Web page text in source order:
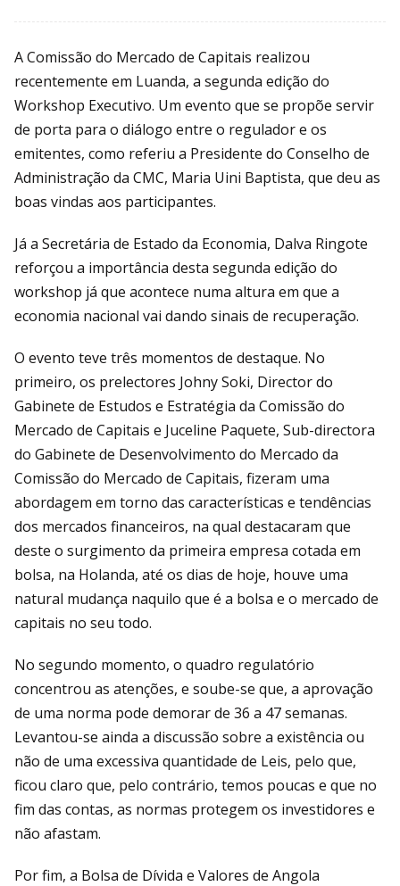
A Comissão do Mercado de Capitais realizou
recentemente em Luanda, a segunda edição do
Workshop Executivo. Um evento que se propõe servir
de porta para o diálogo entre o regulador e os
emitentes, como referiu a Presidente do Conselho de
Administração da CMC, Maria Uini Baptista, que deu as
boas vindas aos participantes.
Já a Secretária de Estado da Economia, Dalva Ringote
reforçou a importância desta segunda edição do
workshop já que acontece numa altura em que a
economia nacional vai dando sinais de recuperação.
O evento teve três momentos de destaque. No
primeiro, os prelectores Johny Soki, Director do
Gabinete de Estudos e Estratégia da Comissão do
Mercado de Capitais e Juceline Paquete, Sub-directora
do Gabinete de Desenvolvimento do Mercado da
Comissão do Mercado de Capitais, fizeram uma
abordagem em torno das características e tendências
dos mercados financeiros, na qual destacaram que
deste o surgimento da primeira empresa cotada em
bolsa, na Holanda, até os dias de hoje, houve uma
natural mudança naquilo que é a bolsa e o mercado de
capitais no seu todo.
No segundo momento, o quadro regulatório
concentrou as atenções, e soube-se que, a aprovação
de uma norma pode demorar de 36 a 47 semanas.
Levantou-se ainda a discussão sobre a existência ou
não de uma excessiva quantidade de Leis, pelo que,
ficou claro que, pelo contrário, temos poucas e que no
fim das contas, as normas protegem os investidores e
não afastam.
Por fim, a Bolsa de Dívida e Valores de Angola